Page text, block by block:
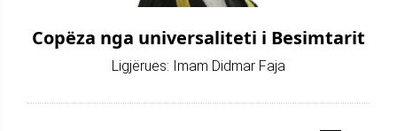
Copëza nga universaliteti i Besimtarit
Ligjërues: Imam Didmar Faja